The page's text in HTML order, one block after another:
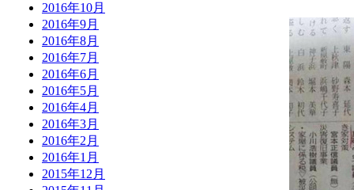
2016年10月
2016年9月
2016年8月
2016年7月
2016年6月
2016年5月
2016年4月
2016年3月
2016年2月
2016年1月
2015年12月